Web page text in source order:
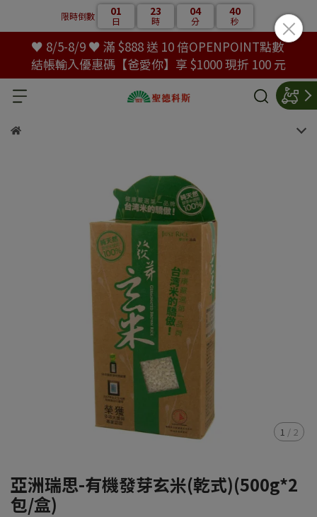
限時倒數 01
日
23
時
04
分
39
秒
♥ 8/5-8/9 ♥ 滿 $888 送 10 倍OPENPOINT點數
結帳輸入優惠碼【爸愛你】享 $1000 現折 100 元
1 / 2
亞洲瑞思-有機發芽玄米(乾式)(500g*2
包/盒)